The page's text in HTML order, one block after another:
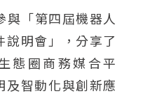
「第四屆機器人
說明會」，分享了
態圈商務媒合平
及智動化與創新應